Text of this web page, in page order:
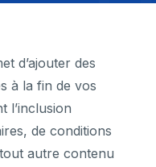
d’ajouter des
à la fin de vos
l’inclusion
de conditions
autre contenu